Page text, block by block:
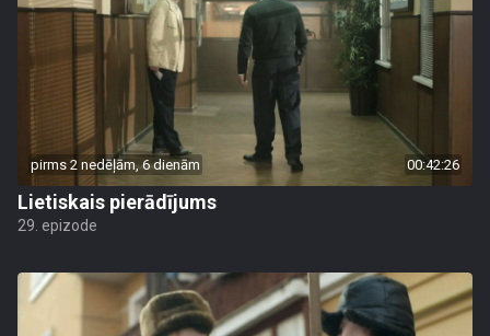
pirms 2 nedēļām, 6 dienām 00:42:26
Lietiskais pierādījums
29. epizode